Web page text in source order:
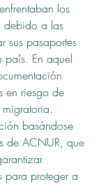
los
debido a las
sus pasaportes
país. En aquel
en riesgo de
basándose
de ACNUR, que
para proteger a